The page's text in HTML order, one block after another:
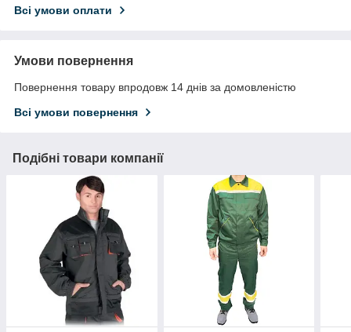
Всі умови оплати
Умови повернення
Повернення товару впродовж 14 днів за домовленістю
Всі умови повернення
Подібні товари компанії